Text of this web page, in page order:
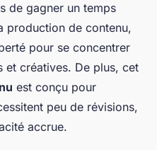
de gagner un temps
production de contenu,
pour se concentrer
et créatives. De plus, cet
est conçu pour
peu de révisions,
accrue.